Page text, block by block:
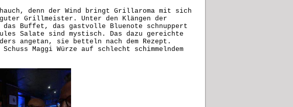
denn der Wind bringt Grillaroma mit sich
Grillmeister. Unter den Klängen der
Buffet, das gastvolle Bluenote schnuppert
Salate sind mystisch. Das dazu gereichte
angetan, sie betteln nach dem Rezept.
Maggi Würze auf schlecht schimmelndem